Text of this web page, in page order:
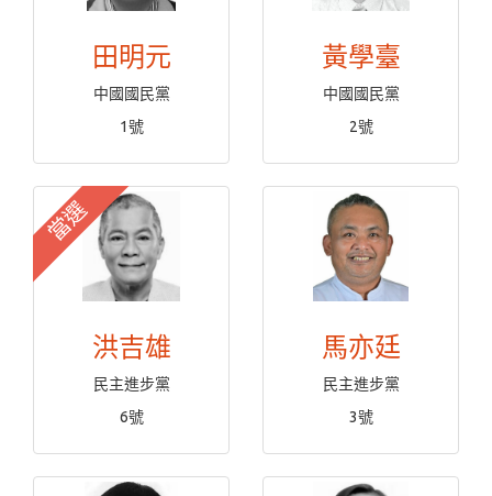
田明元
中國國民黨
1號
黃學臺
中國國民黨
2號
當選
洪吉雄
民主進步黨
6號
馬亦廷
民主進步黨
3號